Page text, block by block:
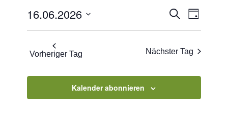
Suche
und
Ansichten,
Navigation
SucheTag
16.06.2026
Datum
wählen.
Vorheriger Tag Nächster Tag
Kalender abonnieren